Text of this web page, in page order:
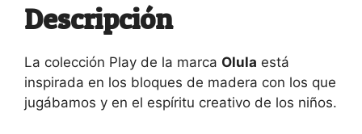
Descripción
La colección Play de la marca Olula está
inspirada en los bloques de madera con los que
jugábamos y en el espíritu creativo de los niños.